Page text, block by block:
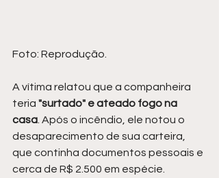
Foto: Reprodução.
A vítima relatou que a companheira
teria "surtado" e ateado fogo na
casa . Após o incêndio, ele notou o
desaparecimento de sua carteira,
que continha documentos pessoais e
cerca de R$ 2.500 em espécie.